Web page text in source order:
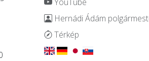
Hernádi Ádám
Térkép